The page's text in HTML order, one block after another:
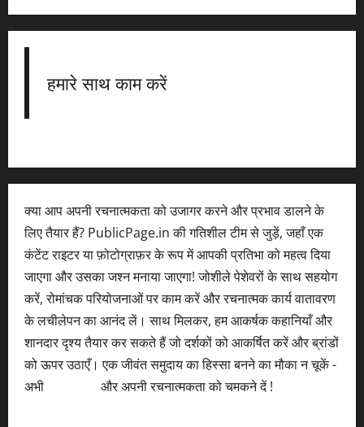
हमारे साथ काम करें
क्या आप अपनी रचनात्मकता को उजागर करने और प्रभाव डालने के
लिए तैयार हैं? PublicPage.in की गतिशील टीम से जुड़ें, जहाँ एक
कंटेंट राइटर या फ़ोटोग्राफ़र के रूप में आपकी प्रतिभा को महत्व दिया
जाएगा और उसका जश्न मनाया जाएगा! जोशीले पेशेवरों के साथ सहयोग
करें, रोमांचक परियोजनाओं पर काम करें और रचनात्मक कार्य वातावरण
के लचीलेपन का आनंद लें। साथ मिलकर, हम आकर्षक कहानियाँ और
शानदार दृश्य तैयार कर सकते हैं जो दर्शकों को आकर्षित करें और ब्रांडों
को ऊपर उठाएँ। एक जीवंत समुदाय का हिस्सा बनने का मौका न चूकें -
अभी
और अपनी रचनात्मकता को चमकने दें !